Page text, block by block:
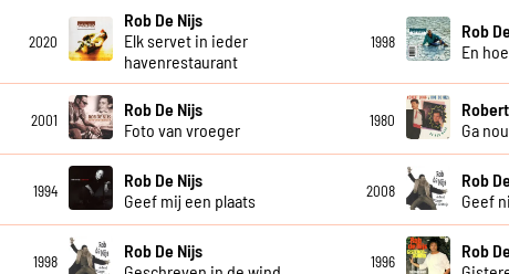
2020
Rob De Nijs
Elk servet in ieder
havenrestaurant
1998
Rob
En hoe
2001
Rob De Nijs
Foto van vroeger
1980
Ga
1994
Rob De Nijs
Geef mij een plaats
2008
Rob
Geef
1998
Rob De Nijs
1996
Rob